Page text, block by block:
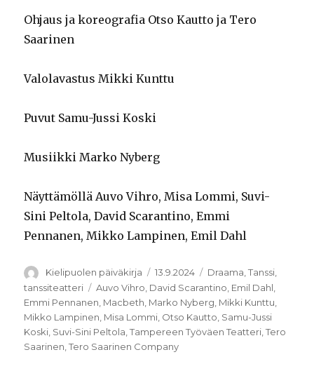
Ohjaus ja koreografia Otso Kautto ja Tero
Saarinen
Valolavastus Mikki Kunttu
Puvut Samu-Jussi Koski
Musiikki Marko Nyberg
Näyttämöllä Auvo Vihro, Misa Lommi, Suvi-
Sini Peltola, David Scarantino, Emmi
Pennanen, Mikko Lampinen, Emil Dahl
Kirjoittaja
Kielipuolen päiväkirja Julkaistu
13.9.2024 Kategoriat
Draama,Tanssi,
tanssiteatteri
Avainsanat
Auvo Vihro David Scarantino Emil Dahl
Emmi Pennanen Macbeth Marko Nyberg Mikki Kunttu
Mikko Lampinen Misa Lommi Otso Kautto Samu-Jussi
Koski Suvi-Sini Peltola ,Tampereen Työväen Teatteri ,Tero
Saarinen ,Tero Saarinen Company